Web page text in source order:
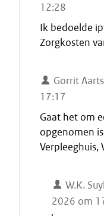
12:28
Ik bedoelde
Zorgkosten
Gorrit
17:17
Gaat het om
opgenomen
Verpleeghuis,
W.K.
2026 om